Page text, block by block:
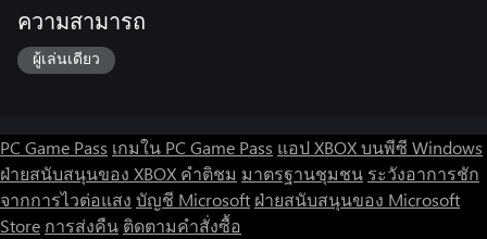
ความสามารถ
ผู้เล่นเดียว
PC Game Pass เกมใน PC Game Pass แอป XBOX บนพีซี Windows
ฝ่ายสนับสนุนของ XBOX คำติชม มาตรฐานชุมชน ระวังอาการชัก
จากการไวต่อแสง บัญชี Microsoft ฝ่ายสนับสนุนของ Microsoft
Store การส่งคืน ติดตามคำสั่งซื้อ